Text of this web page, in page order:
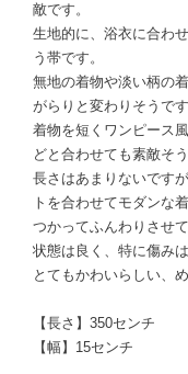
敵です。
生地的に、浴衣に合わ
う帯です。
無地の着物や淡い柄の
がらりと変わりそうです
着物を短くワンピース
どと合わせても素敵そう
長さはあまりないです
トを合わせてモダンな
つかってふんわりさせて
状態は良く、特に傷み
とてもかわいらしい、
【長さ】350センチ
【幅】15センチ